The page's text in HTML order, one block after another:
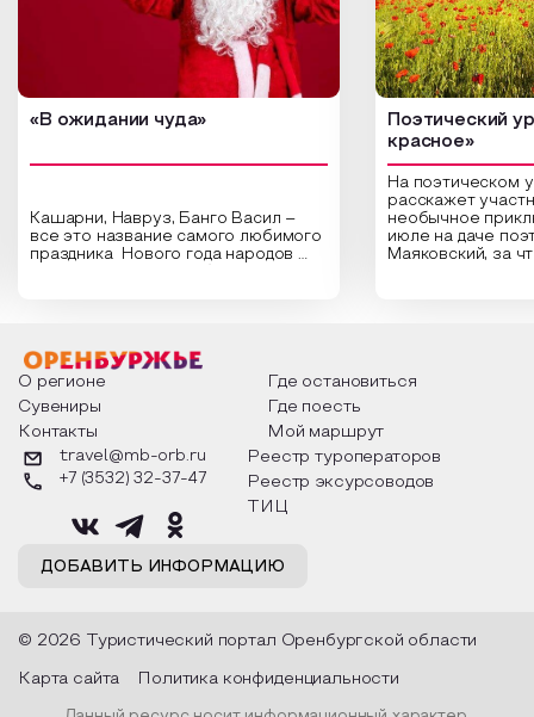
«В ожидании чуда»
Кашарни, Навруз, Банго Васил –
все это название самого любимого
праздника Нового года народов
о том, как встречают новый год в
разных уголках страны, какие
обряды совершают на удачу и
благополучие, в чем схожи и
различаются традиции. Кто такой
Дед Мороз и откуда он пришел, как
его называют в разных уголках
страны и как появились елочные
Поэтический
красное»
На поэтическом
расскажет
необычное
июле на даче
Маяковский, за
Твардовского и
каждой строчке
восхищение
яркому времени
О регионе
Где остановиться
Сувениры
Где поесть
Контакты
Мой маршрут
ДОБАВИТЬ ИНФОРМАЦИЮ
travel@mb-orb.ru
+7 (3532) 32-37-47
Реестр туроператоров
Реестр эксурсоводов
ТИЦ
© 2026 Туристический портал Оренбургской области
Карта сайта Политика конфиденциальности